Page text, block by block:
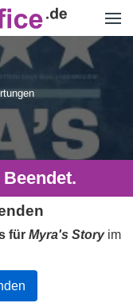
für Myra's Storyim